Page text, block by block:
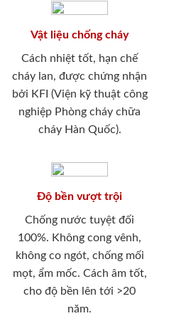
Vật liệu chống cháy
Cách nhiệt tốt, hạn chế
cháy lan, được chứng nhận
bởi KFI (Viện kỹ thuật công
nghiệp Phòng cháy chữa
cháy Hàn Quốc).
Độ bền vượt trội
Chống nước tuyệt đối
100%. Không cong vênh,
không co ngót, chống mối
mọt, ẩm mốc. Cách âm tốt,
cho độ bền lên tới >20
năm.